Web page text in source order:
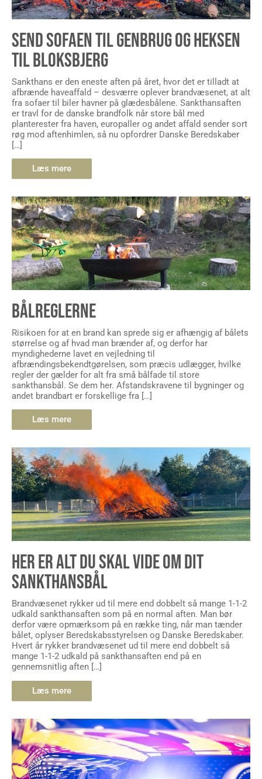
SEND SOFAEN TIL GENBRUG OG HEKSEN
TIL BLOKSBJERG
Sankthans er den eneste aften på året, hvor det er tilladt at
afbrænde haveaffald – desværre oplever brandvæsenet, at alt
fra sofaer til biler havner på glædesbålene. Sankthansaften
er travl for de danske brandfolk når store bål med
planterester fra haven, europaller og andet affald sender sort
røg mod aftenhimlen, så nu opfordrer Danske Beredskaber
[…]
Læs mere
BÅLREGLERNE
Risikoen for at en brand kan sprede sig er afhængig af bålets
størrelse og af hvad man brænder af, og derfor har
myndighederne lavet en vejledning til
afbrændingsbekendtgørelsen, som præcis udlægger, hvilke
regler der gælder for alt fra små bålfade til store
sankthansbål. Se dem her. Afstandskravene til bygninger og
andet brandbart er forskellige fra […]
Læs mere
HER ER ALT DU SKAL VIDE OM DIT
SANKTHANSBÅL
Brandvæsenet rykker ud til mere end dobbelt så mange 1-1-2
udkald sankthansaften som på en normal aften. Man bør
derfor være opmærksom på en række ting, når man tænder
bålet, oplyser Beredskabsstyrelsen og Danske Beredskaber.
Hvert år rykker brandvæsenet ud til mere end dobbelt så
mange 1-1-2 udkald på sankthansaften end på en
gennemsnitlig aften […]
Læs mere